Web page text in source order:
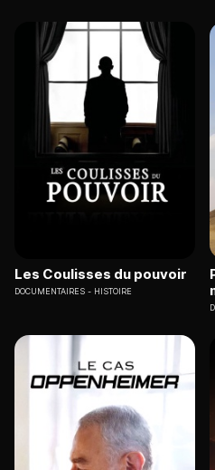
Les Coulisses du pouvoir
DOCUMENTAIRES HISTOIRE